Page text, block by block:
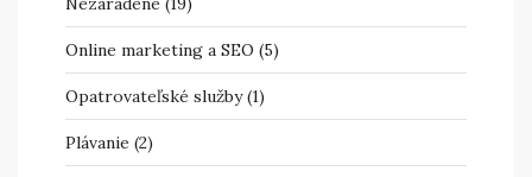
Online marketing a SEO (5)
Opatrovateľské služby(1)
Plávanie (2)